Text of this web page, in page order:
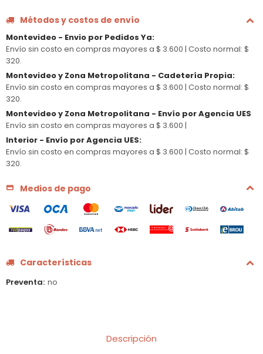
Métodos y costos de envío
Montevideo - Envio por Pedidos Ya:
Envío sin costo en compras mayores a $ 3.600 | Costo normal: $
320.
Montevideo y Zona Metropolitana - Cadetería Propia:
Envío sin costo en compras mayores a $ 3.600 | Costo normal: $
320.
Montevideo y Zona Metropolitana - Envío por Agencia UES
Envío sin costo en compras mayores a $ 3.600 |
Interior - Envío por Agencia UES:
Envío sin costo en compras mayores a $ 3.600 | Costo normal: $
320.
Medios de pago
Características
Preventa no
Descripción